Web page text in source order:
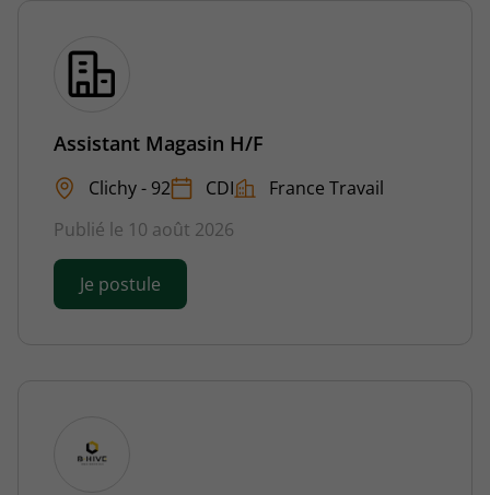
Assistant Magasin H/F
Clichy - 92 CDI
France Travail
Publié le 10 août 2026
Je postule